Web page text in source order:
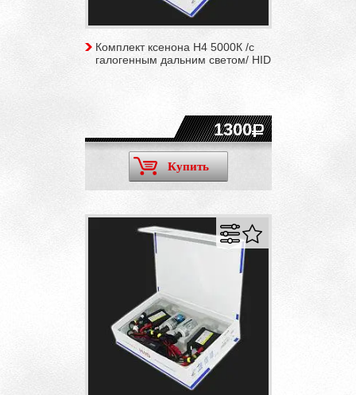
Комплект ксенона H4 5000К /c
галогенным дальним светом/ HID
1300
Купить